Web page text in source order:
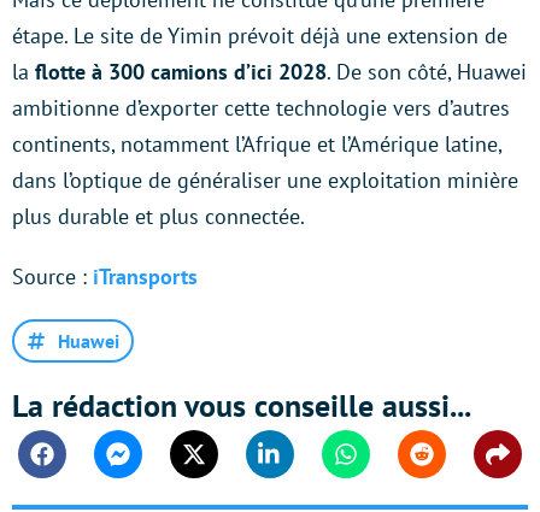
étape. Le site de Yimin prévoit déjà une extension de
la flotte à 300 camions d’ici 2028. De son côté, Huawei
ambitionne d’exporter cette technologie vers d’autres
continents, notamment l’Afrique et l’Amérique latine,
dans l’optique de généraliser une exploitation minière
plus durable et plus connectée.
Source : iTransports
Huawei
La rédaction vous conseille aussi...
FacebookMessengerTwitter Linkedin WhatsappReddit